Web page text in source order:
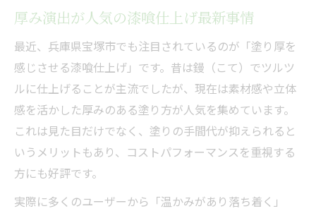
厚み演出が人気の漆喰仕上げ最新事情
最近、兵庫県宝塚市でも注目されているのが「塗り厚を
感じさせる漆喰仕上げ」です。昔は鏝（こて）でツルツ
ルに仕上げることが主流でしたが、現在は素材感や立体
感を活かした厚みのある塗り方が人気を集めています。
これは見た目だけでなく、塗りの手間代が抑えられると
いうメリットもあり、コストパフォーマンスを重視する
方にも好評です。
実際に多くのユーザーから「温かみがあり落ち着く」